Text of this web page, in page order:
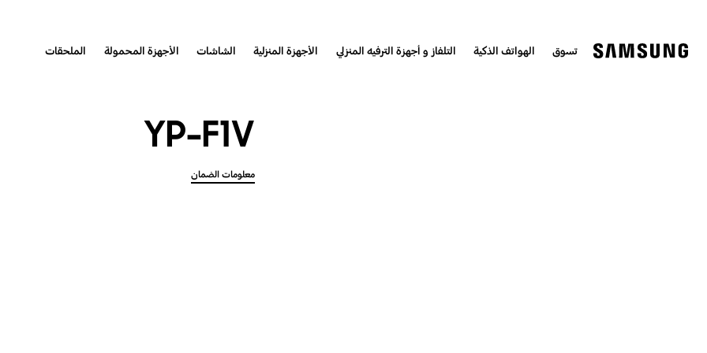
تسوق الهواتف الذكية التلفاز و أجهزة الترفيه المنزلي الأجهزة المنزلية الشاشات الأجهزة المحمولة الملحقات
YP-F1V
معلومات الضمان